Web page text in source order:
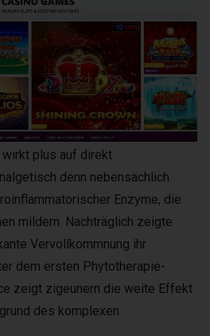
plus auf direkt
denn nebensächlich
Enzyme, die
mildern. Nachträglich zeigte
Vervollkommnung ihr
dem ersten Phytotherapie-
zeigt zigeunern die weite Effekt
des komplexen